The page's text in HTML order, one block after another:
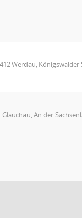
Werdau, Königswalder
An der